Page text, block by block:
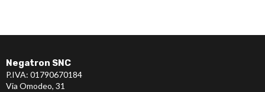
Negatron SNC
P.IVA: 01790670184
Via Omodeo, 31